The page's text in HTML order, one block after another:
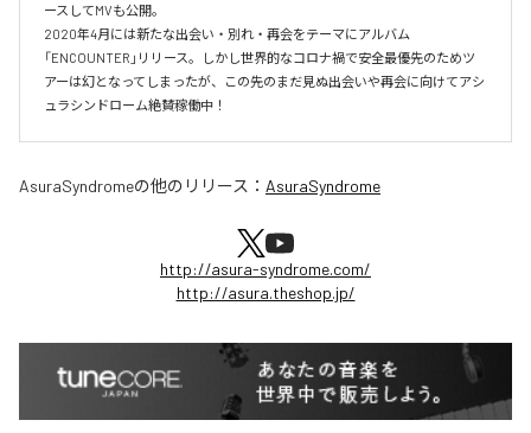
ースしてMVも公開。
2020年4月には新たな出会い・別れ・再会をテーマにアルバム
「ENCOUNTER」リリース。しかし世界的なコロナ禍で安全最優先のためツ
アーは幻となってしまったが、この先のまだ見ぬ出会いや再会に向けてアシ
ュラシンドローム絶賛稼働中！
AsuraSyndromeの他のリリース： AsuraSyndrome
http://asura-syndrome.com/
http://asura.theshop.jp/